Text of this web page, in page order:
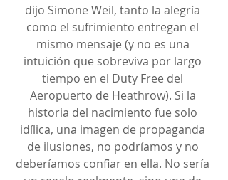
dijo Simone Weil, tanto la alegría
como el sufrimiento entregan el
mismo mensaje (y no es una
intuición que sobreviva por largo
tiempo en el Duty Free del
Aeropuerto de Heathrow). Si la
historia del nacimiento fue solo
idílica, una imagen de propaganda
de ilusiones, no podríamos y no
deberíamos confiar en ella. No sería